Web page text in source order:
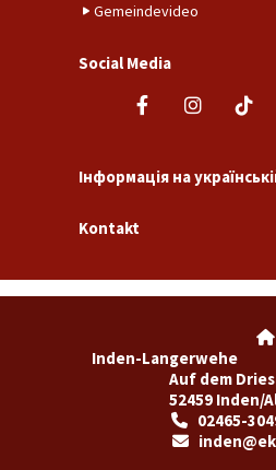
Gemeindevideo
Social Media
Інформація на
Kontakt

Inden-
Auf dem
52459 Inden/
02465-
